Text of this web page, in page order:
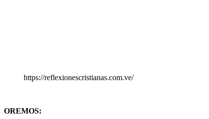
https://reflexionescristianas.com.ve/
OREMOS: